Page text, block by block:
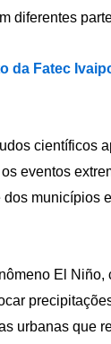
diferentes
da Fatec
científicos
eventos
municípios
El
urbanas que